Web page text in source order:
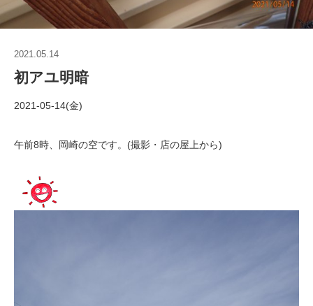
2021.05.14
初アユ明暗
2021-05-14(金)
午前8時、岡崎の空です。(撮影・店の屋上から)